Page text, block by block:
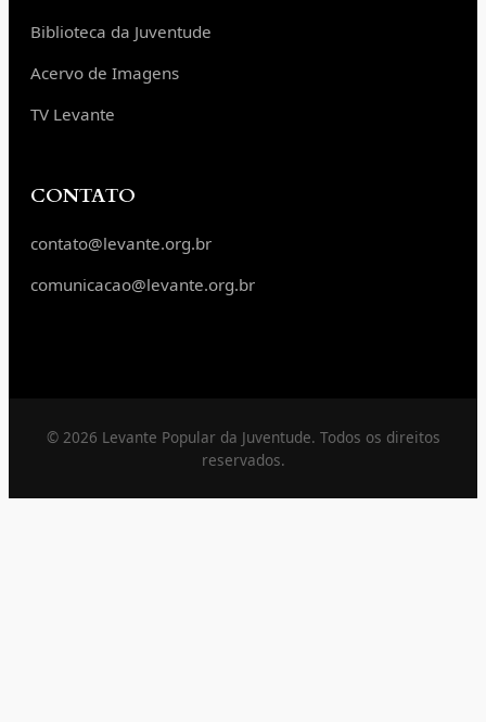
Biblioteca da Juventude
Acervo de Imagens
TV Levante
CONTATO
contato@levante.org.br
comunicacao@levante.org.br
© 2026 Levante Popular da Juventude. Todos os direitos
reservados.